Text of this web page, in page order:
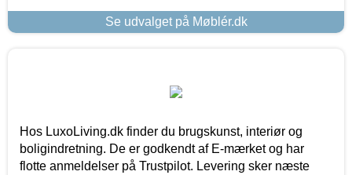
Se udvalget på Møblér.dk
Hos LuxoLiving.dk finder du brugskunst, interiør og
boligindretning. De er godkendt af E-mærket og har
flotte anmeldelser på Trustpilot. Levering sker næste